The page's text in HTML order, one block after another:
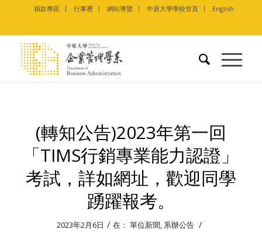
捐款專區 行事曆 網站導覽 中原大學學校首頁 English
(轉知公告)2023年第一回
「TIMS行銷專業能力認證」
考試，詳如網址，歡迎同學
踴躍報考。
2023年2月6日 / 在：單位新聞, 系辦公告 /